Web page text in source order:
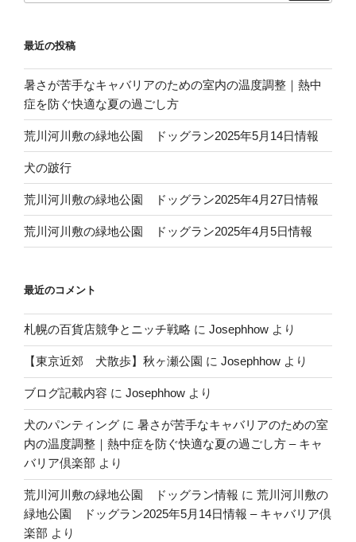
最近の投稿
暑さが苦手なキャバリアのための室内の温度調整｜熱中
症を防ぐ快適な夏の過ごし方
荒川河川敷の緑地公園 ドッグラン2025年5月14日情報
犬の跛行
荒川河川敷の緑地公園 ドッグラン2025年4月27日情報
荒川河川敷の緑地公園 ドッグラン2025年4月5日情報
最近のコメント
札幌の百貨店競争とニッチ戦略 に Josephhow より
【東京近郊 犬散歩】秋ヶ瀬公園 に Josephhow より
ブログ記載内容 に Josephhow より
犬のパンティング に 暑さが苦手なキャバリアのための室
内の温度調整｜熱中症を防ぐ快適な夏の過ごし方 – キャ
バリア倶楽部 より
荒川河川敷の緑地公園 ドッグラン情報 に 荒川河川敷の
緑地公園 ドッグラン2025年5月14日情報 – キャバリア倶
楽部 より